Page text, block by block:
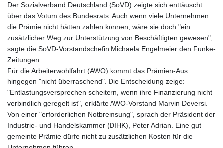
Der Sozialverband Deutschland (SoVD) zeigte sich enttäuscht
über das Votum des Bundesrats. Auch wenn viele Unternehmen
die Prämie nicht hätten zahlen können, wäre sie doch "ein
zusätzlicher Weg zur Unterstützung von Beschäftigten gewesen",
sagte die SoVD-Vorstandschefin Michaela Engelmeier den Funke-
Zeitungen.
Für die Arbeiterwohlfahrt (AWO) kommt das Prämien-Aus
hingegen "nicht überraschend". Die Entscheidung zeige:
"Entlastungsversprechen scheitern, wenn ihre Finanzierung nicht
verbindlich geregelt ist", erklärte AWO-Vorstand Marvin Deversi.
Von einer "erforderlichen Notbremsung", sprach der Präsident der
Industrie- und Handelskammer (DIHK), Peter Adrian. Eine gut
gemeinte Prämie dürfe nicht zu zusätzlichen Kosten für die